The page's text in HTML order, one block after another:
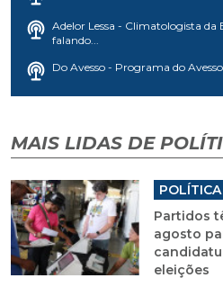
Adelor Lessa - Climatologista da
falando...
Do Avesso - Programa do
MAIS LIDAS DE
POLÍTICA
Partidos
agosto
eleições